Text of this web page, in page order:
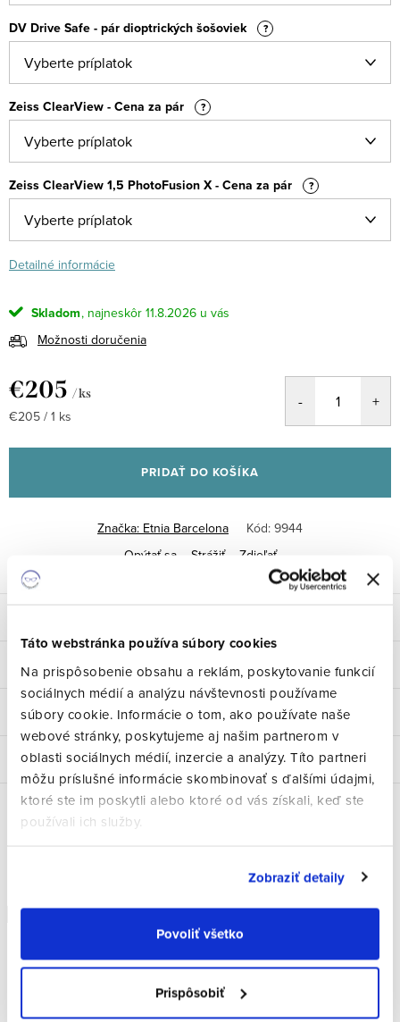
Táto webstránka používa súbory cookies
Na prispôsobenie obsahu a reklám, poskytovanie funkcií
sociálnych médií a analýzu návštevnosti používame
súbory cookie. Informácie o tom, ako používate naše
webové stránky, poskytujeme aj našim partnerom v
oblasti sociálnych médií, inzercie a analýzy. Títo partneri
môžu príslušné informácie skombinovať s ďalšími údajmi,
ktoré ste im poskytli alebo ktoré od vás získali, keď ste
používali ich služby.
Zobraziť detaily
Povoliť všetko
Prispôsobiť
DV Drive Safe - pár dioptrických šošoviek ?
Zeiss ClearView - Cena za pár ?
Zeiss ClearView 1,5 PhotoFusion X - Cena za pár ?
Detailné informácie
Skladom
11.8.2026
Možnosti doručenia
€205 / ks
Jednotková
€205 / 1 ks
PRIDAŤ DO KOŠÍKA
Značka: Etnia Barcelona Kód: 9944
Opýtať sa
Strážiť Zdieľať
Parametre produktu
Hodnotenie
Diskusia
Doprava zdarma